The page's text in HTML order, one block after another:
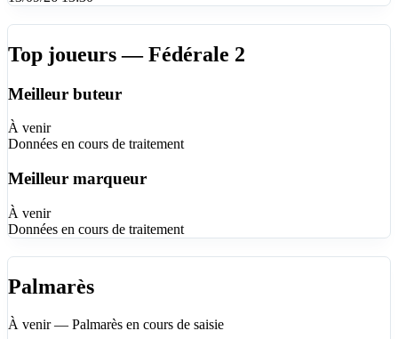
Top joueurs — Fédérale 2
Meilleur buteur
À venir
Données en cours de traitement
Meilleur marqueur
À venir
Données en cours de traitement
Palmarès
À venir — Palmarès en cours de saisie